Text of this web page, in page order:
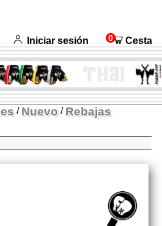
Iniciar sesión 0 Cesta
/ Nuevo/ Rebajas